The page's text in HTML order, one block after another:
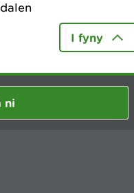
I fyny
ni